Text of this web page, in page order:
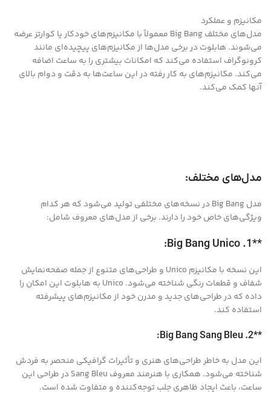
مکانیزم و عملکرد
مدل‌های مختلف Big Bang معمولاً با مکانیزم‌های خودکار یا کوارتز عرضه
می‌شوند. هابلوت در برخی مدل‌ها از مکانیزم‌های پیچیده‌ای مانند
کرونوگراف استفاده می‌کند که امکانات بیشتری را به ساعت اضافه
می‌کند. مکانیزم‌های به کار رفته در این ساعت‌ها به دقت و دوام بالای
آنها کمک می‌کند.
مدل‌های مختلف:
مدل Big Bang در نسخه‌های مختلفی تولید می‌شود که هر کدام
ویژگی‌های خاص خود را دارند. برخی از مدل‌های معروف شامل:
**1. Big Bang Unico:
این نسخه با مکانیزم Unico و طراحی‌های متنوع از جمله صفحه‌نمایش
شفاف و قطعات رنگی شناخته می‌شود. Unico به هابلوت این امکان را
داده که در طراحی‌های جدید و مدرن خود از مکانیزم‌های پیشرفته
استفاده کند.
**2. Big Bang Sang Bleu:
این مدل به خاطر طراحی‌های هنری و تأثیرات گرافیکی منحصر به فردش
شناخته می‌شود. همکاری با هنرمند معروف Sang Bleu در طراحی این
ساعت، باعث ایجاد ظاهری جلب توجه‌کننده و متفاوت شده است.